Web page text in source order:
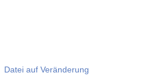
Datei auf Veränderung